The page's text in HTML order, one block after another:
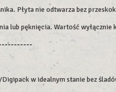
Płyta nie odtwarza bez
lub pęknięcia. Wartość wyłącznie
w idealnym stanie bez